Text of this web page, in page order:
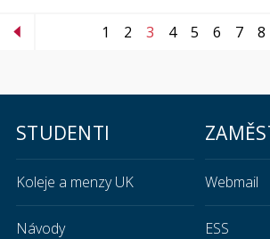
1 2 3 4 5 6 7 8
STUDENTI
Koleje a menzy UK
Návody
Webmail
ESS